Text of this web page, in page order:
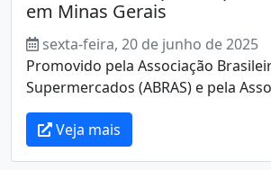
em Minas Gerais
sexta-feira, 20 de junho de 2025
Promovido pela Associação
Supermercados (ABRAS) e pela
Veja mais